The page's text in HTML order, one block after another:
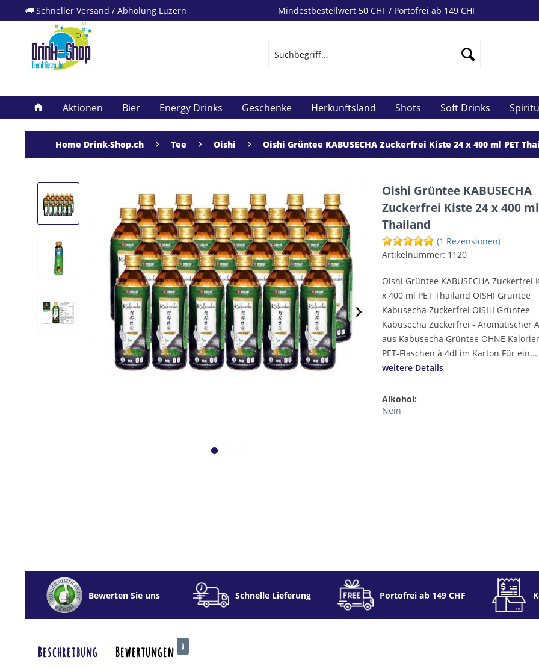
Schneller Versand / Abholung Luzern Mindestbestellwert 50 CHF / Portofrei ab 149 CHF
Aktionen Bier Energy Drinks Geschenke Herkunftsland Shots Soft Drinks
Home Drink-Shop.ch Tee Oishi Oishi Grüntee KABUSECHA Zuckerfrei Kiste 24 x 400 ml PET
Oishi Grüntee KABUSECHA
Zuckerfrei Kiste 24 x 400 ml
Thailand
(1 Rezensionen)
Artikelnummer: 1120
Oishi Grüntee KABUSECHA Zuckerfrei
x 400 ml PET Thailand OISHI Grüntee
Kabusecha Zuckerfrei OISHI Grüntee
Kabusecha Zuckerfrei - Aromatischer
aus Kabusecha Grüntee OHNE
PET-Flaschen à 4dl im Karton Für ein...
weitere Details
Alkohol:
Nein
Bewerten Sie uns Schnelle Lieferung Portofrei ab 149 CHF
Beschreibung Bewertungen 0